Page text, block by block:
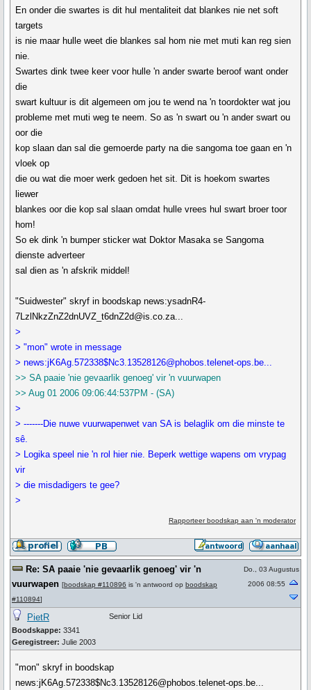
En onder die swartes is dit hul mentaliteit dat blankes nie net soft
targets
is nie maar hulle weet die blankes sal hom nie met muti kan reg sien
nie.
Swartes dink twee keer voor hulle 'n ander swarte beroof want onder
die
swart kultuur is dit algemeen om jou te wend na 'n toordokter wat jou
probleme met muti weg te neem. So as 'n swart ou 'n ander swart ou
oor die
kop slaan dan sal die gemoerde party na die sangoma toe gaan en 'n
vloek op
die ou wat die moer werk gedoen het sit. Dit is hoekom swartes
liewer
blankes oor die kop sal slaan omdat hulle vrees hul swart broer toor
hom!
So ek dink 'n bumper sticker wat Doktor Masaka se Sangoma
dienste adverteer
sal dien as 'n afskrik middel!
"Suidwester" skryf in boodskap news:ysadnR4-
7LzlNkzZnZ2dnUVZ_t6dnZ2d@is.co.za...
>
> "mon" wrote in message
> news:jK6Ag.572338$Nc3.13528126@phobos.telenet-ops.be...
>> SA paaie 'nie gevaarlik genoeg' vir 'n vuurwapen
>> Aug 01 2006 09:06:44:537PM - (SA)
>
> -------Die nuwe vuurwapenwet van SA is belaglik om die minste te
sê.
> Logika speel nie 'n rol hier nie. Beperk wettige wapens om vrypag
vir
> die misdadigers te gee?
>
Rapporteer boodskap aan 'n moderator
Re: SA paaie 'nie gevaarlik genoeg' vir 'n
vuurwapen [boodskap #110896 is 'n antwoord op boodskap
#110894]
Do., 03 Augustus
2006 08:55
PietR
Boodskappe: 3341
Geregistreer: Julie 2003
Senior Lid
"mon" skryf in boodskap
news:jK6Ag.572338$Nc3.13528126@phobos.telenet-ops.be...